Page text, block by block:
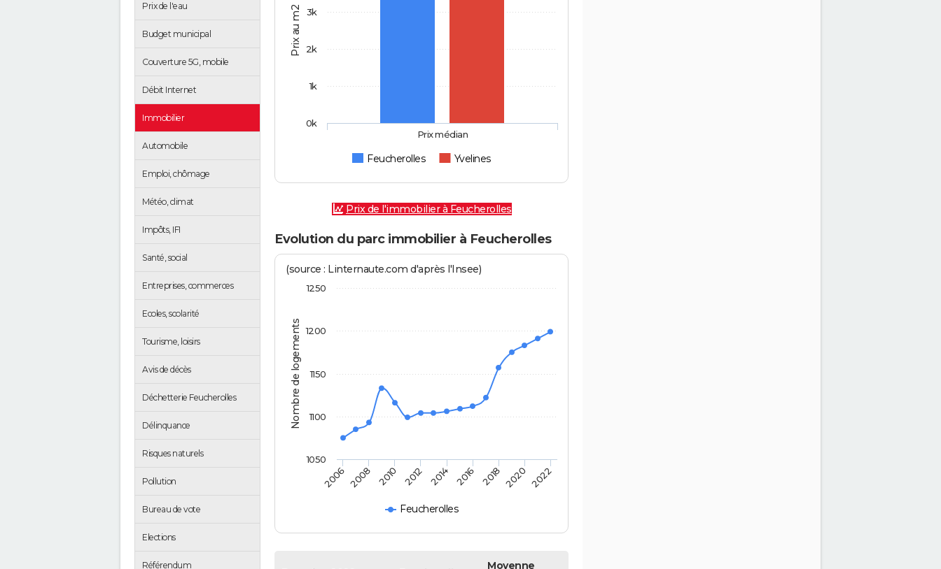
Prix de l'eau
Budget municipal
Couverture 5G, mobile
Débit Internet
Immobilier
Automobile
Emploi, chômage
Météo, climat
Impôts, IFI
Santé, social
Entreprises, commerces
Ecoles, scolarité
Tourisme, loisirs
Avis de décès
Déchetterie Feucherolles
Délinquance
Risques naturels
Pollution
Bureau de vote
Elections
Référendum
Prix au m2
Feucherolles Yvelines
Prix médian
0k
1k
2k
3k
Prix de l'immobilier à Feucherolles
Evolution du parc immobilier à Feucherolles
Nombre de logements
(source : Linternaute.com d'après l'Insee)
Feucherolles
2006 2008 2010 2012 2014 2016 2018 2020 2022
1050
1100
1150
1200
1250
Moyenne